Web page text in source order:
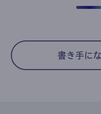
書き手に